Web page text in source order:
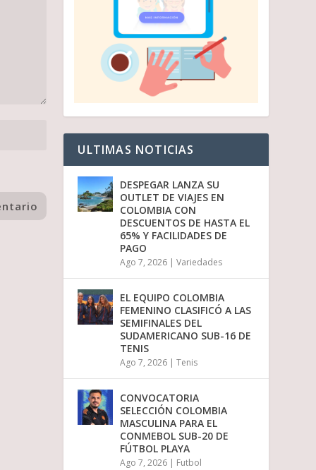
ULTIMAS NOTICIAS
DESPEGAR LANZA SU
OUTLET DE VIAJES EN
COLOMBIA CON
DESCUENTOS DE HASTA EL
65% Y FACILIDADES DE
PAGO
Ago 7, 2026 |Variedades
EL EQUIPO COLOMBIA
FEMENINO CLASIFICÓ A LAS
SEMIFINALES DEL
SUDAMERICANO SUB-16 DE
TENIS
Ago 7, 2026 |Tenis
CONVOCATORIA
SELECCIÓN COLOMBIA
MASCULINA PARA EL
CONMEBOL SUB-20 DE
FÚTBOL PLAYA
Ago 7, 2026 | Futbol